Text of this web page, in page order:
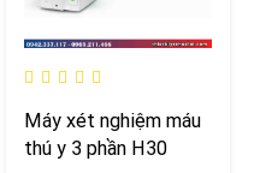
Máy xét nghiệm máu
thú y 3 phần H30